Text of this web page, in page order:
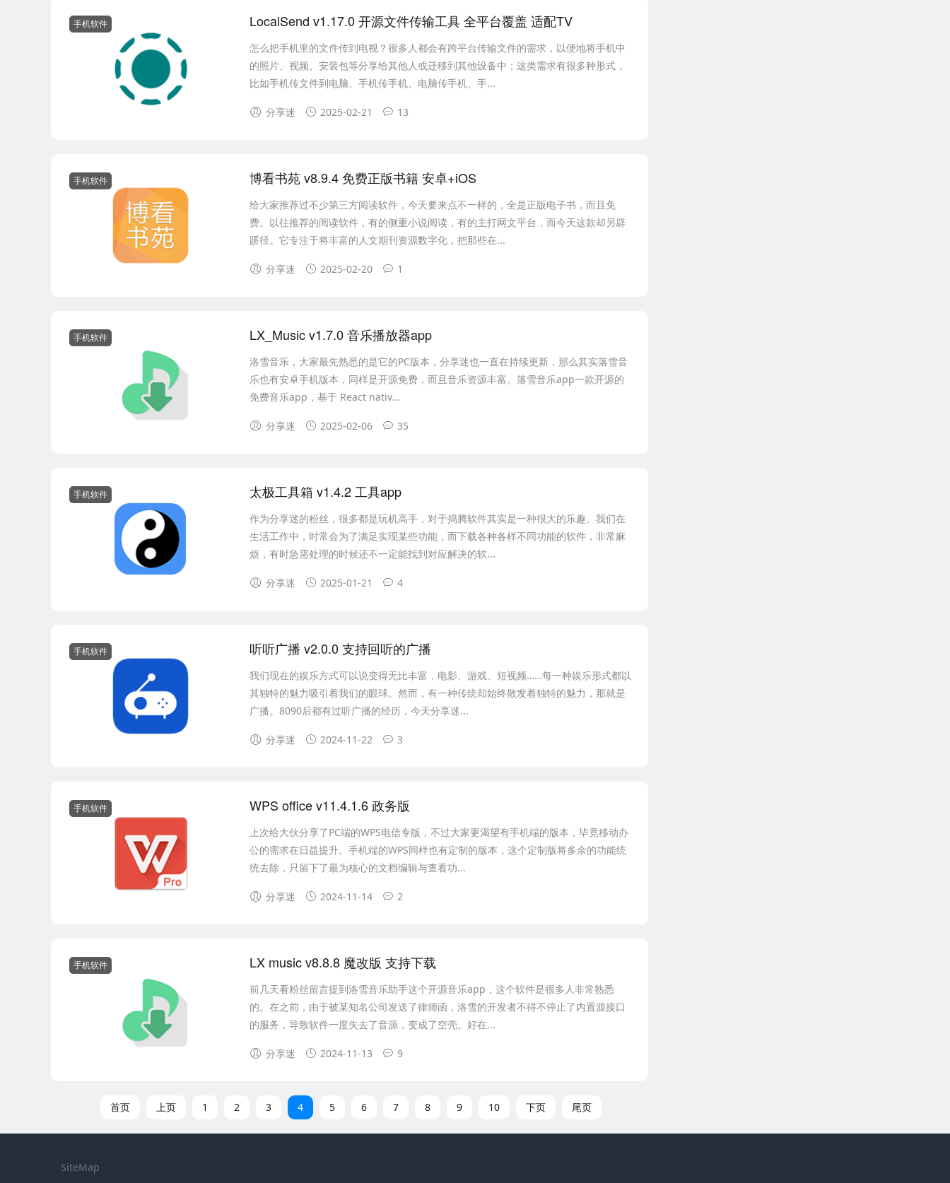
手机软件 LocalSend v1.17.0 开源文件传输工具 全平台覆盖 适配TV
怎么把手机里的文件传到电视？很多人都会有跨平台传输文件的需求，以便地将手机中
的照片、视频、安装包等分享给其他人或迁移到其他设备中；这类需求有很多种形式，
比如手机传文件到电脑、手机传手机、电脑传手机、手...
分享迷 2025-02-21 13
手机软件 博看书苑 v8.9.4 免费正版书籍 安卓+iOS
给大家推荐过不少第三方阅读软件，今天要来点不一样的，全是正版电子书，而且免
费。以往推荐的阅读软件，有的侧重小说阅读，有的主打网文平台，而今天这款却另辟
蹊径。它专注于将丰富的人文期刊资源数字化，把那些在...
分享迷 2025-02-20 1
手机软件 LX_Music v1.7.0 音乐播放器app
洛雪音乐，大家最先熟悉的是它的PC版本，分享迷也一直在持续更新，那么其实落雪音
乐也有安卓手机版本，同样是开源免费，而且音乐资源丰富。落雪音乐app一款开源的
免费音乐app，基于 React nativ...
分享迷 2025-02-06 35
手机软件 太极工具箱 v1.4.2 工具app
作为分享迷的粉丝，很多都是玩机高手，对于捣腾软件其实是一种很大的乐趣。我们在
生活工作中，时常会为了满足实现某些功能，而下载各种各样不同功能的软件，非常麻
烦，有时急需处理的时候还不一定能找到对应解决的软...
分享迷 2025-01-21 4
手机软件 听听广播 v2.0.0 支持回听的广播
我们现在的娱乐方式可以说变得无比丰富，电影、游戏、短视频……每一种娱乐形式都以
其独特的魅力吸引着我们的眼球。然而，有一种传统却始终散发着独特的魅力，那就是
广播。8090后都有过听广播的经历，今天分享迷...
分享迷 2024-11-22 3
手机软件 WPS office v11.4.1.6 政务版
上次给大伙分享了PC端的WPS电信专版，不过大家更渴望有手机端的版本，毕竟移动办
公的需求在日益提升。手机端的WPS同样也有定制的版本，这个定制版将多余的功能统
统去除，只留下了最为核心的文档编辑与查看功...
分享迷 2024-11-14 2
手机软件 LX music v8.8.8 魔改版 支持下载
前几天看粉丝留言提到洛雪音乐助手这个开源音乐app，这个软件是很多人非常熟悉
的。在之前，由于被某知名公司发送了律师函，洛雪的开发者不得不停止了内置源接口
的服务，导致软件一度失去了音源，变成了空壳。好在...
分享迷 2024-11-13 9
首页 上页 1 2 3 4 5 6 7 8 9 10 下页 尾页
SiteMap